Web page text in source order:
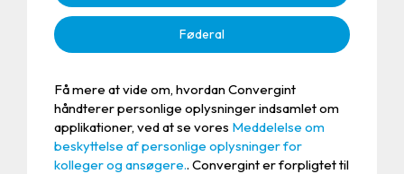
Føderal
Få mere at vide om, hvordan Convergint
håndterer personlige oplysninger indsamlet om
applikationer, ved at se vores Meddelelse om
beskyttelse af personlige oplysninger for
kolleger og ansøgere.. Convergint er forpligtet til